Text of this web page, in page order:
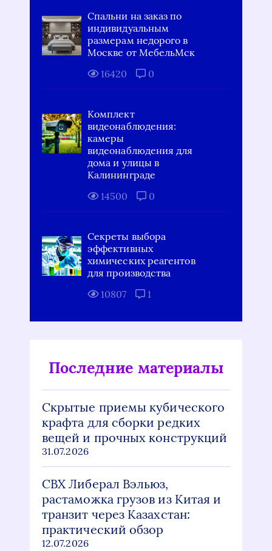
Спальни на заказ по
индивидуальным
размерам недорого в
Москве от МебельМск
16420
0
Комплект
видеонаблюдения:
камеры
видеонаблюдения для
дома и улицы в
Калининграде
14500
0
Секреты выбора
эффективных
химических реагентов
для производства
10807
1
Последние материалы
Скрытые приемы кубического
крафта для сборки редких
вещей и прочных конструкций
31.07.2026
СВХ Либерал Вэльюз,
растаможка грузов из Китая и
транзит через Казахстан:
практический обзор
12.07.2026